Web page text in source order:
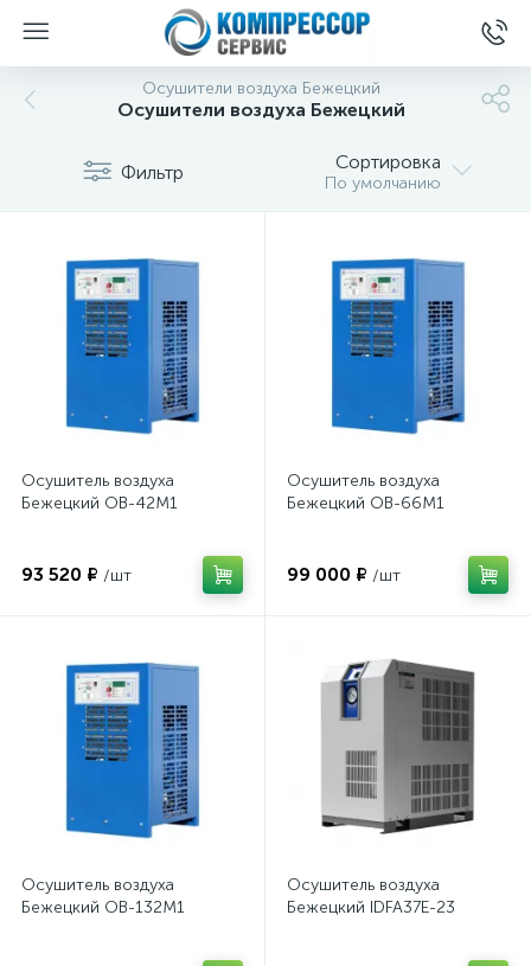
Осушители воздуха Бежецкий
Осушители воздуха Бежецкий
Фильтр Сортировка
По умолчанию
Осушитель воздуха
Бежецкий ОВ-42М1
93 520 ₽ /шт
Осушитель воздуха
Бежецкий ОВ-66М1
99 000 ₽ /шт
Осушитель воздуха
Бежецкий ОВ-132М1
Осушитель воздуха
Бежецкий IDFA37E-23